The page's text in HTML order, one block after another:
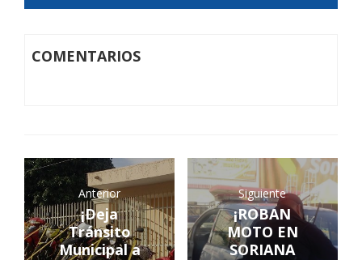
COMENTARIOS
Anterior
¡Deja
Tránsito
Municipal a
Siguiente
¡ROBAN
MOTO EN
SORIANA